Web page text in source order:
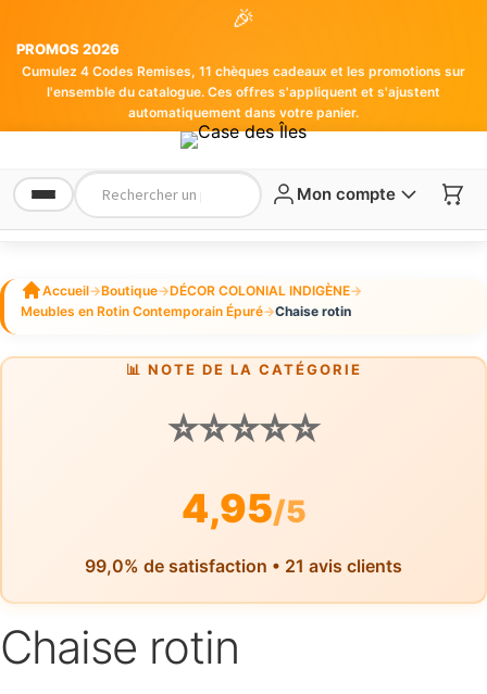
🎉
PROMOS 2026
Cumulez 4 Codes Remises, 11 chèques cadeaux et les promotions sur
l'ensemble du catalogue. Ces offres s'appliquent et s'ajustent
automatiquement dans votre panier.
Mon compte
Accueil→Boutique→DÉCOR COLONIAL INDIGÈNE→
Meubles en Rotin Contemporain Épuré→Chaise rotin
📊 NOTE DE LA CATÉGORIE
⭐⭐⭐⭐⭐
4,95/5
99,0% de satisfaction • 21 avis clients
Chaise rotin